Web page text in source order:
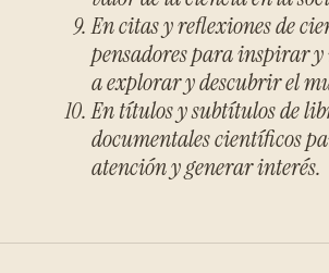
En citas y reflexiones de
pensadores para inspirar
a explorar y descubrir el
En títulos y subtítulos de
documentales científicos
atención y generar interés.